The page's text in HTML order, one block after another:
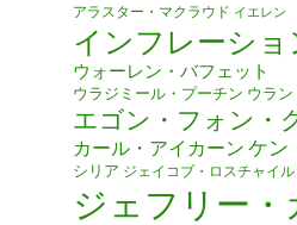
アラスター・マクラウド イエレン
インフレーショ
ウォーレン・バフェット
ウラジミール・プーチン ウラン
エゴン・フォン・
カール・アイカーン ケン
シリア ジェイコブ・ロスチャイル
ジェフリー・